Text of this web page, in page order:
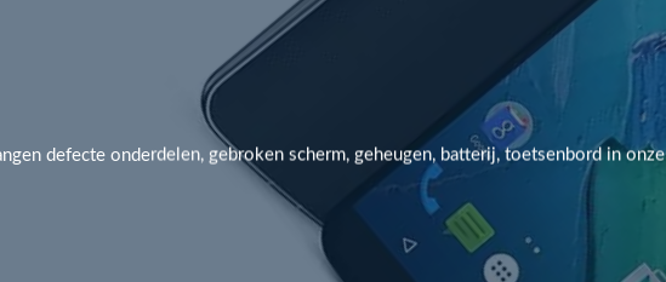
defecte onderdelen, gebroken scherm, geheugen, batterij, toetsenbord in onze